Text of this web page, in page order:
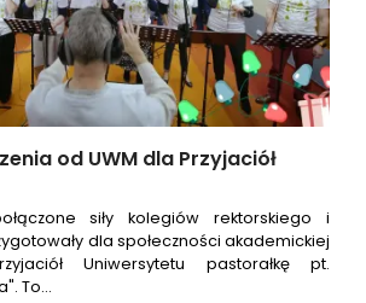
od UWM dla Przyjaciół
siły kolegiów rektorskiego i
dla społeczności akademickiej
Uniwersytetu pastorałkę pt.
To…